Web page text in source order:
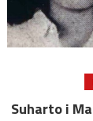
Suharto i